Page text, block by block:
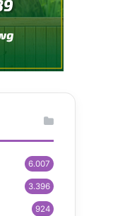
6.007
3.396
924